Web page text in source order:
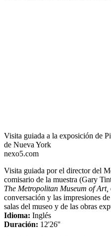
Visita guiada a la exposición de
de Nueva York
nexo5.com
Visita guiada por el director del
comisario de la muestra (Gary
The Metropolitan Museum of Art,
conversación y las impresiones
salas del museo y de las obras
Idioma: Inglés
Duración: 12'26''